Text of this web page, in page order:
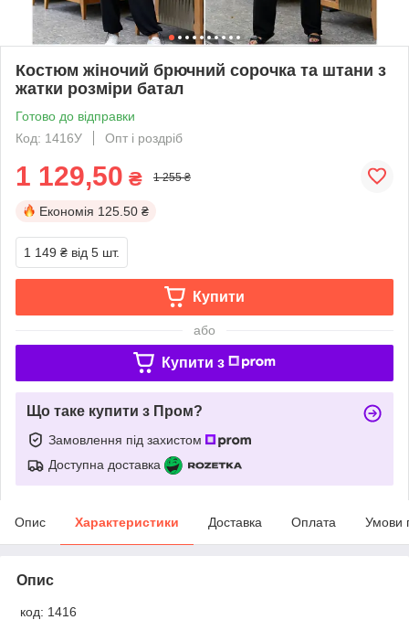
Костюм жіночий брючний сорочка та штани з
жатки розміри батал
Готово до відправки
Код: 1416У
Опт і роздріб
1 129,50 ₴ 1 255 ₴
Економія 125.50 ₴
1 149 ₴ від 5 шт.
Купити
або
Купити з
Що таке купити з Пром?
Замовлення під захистом
Доступна доставка
Опис Характеристики Доставка Оплата Умови
Опис
код: 1416